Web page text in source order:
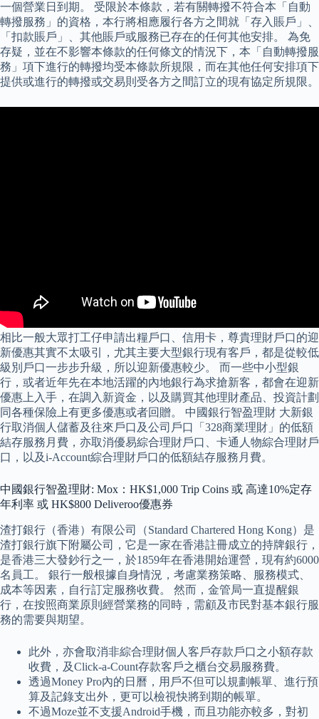
一個營業日到期。 受限於本條款，若有關轉撥不符合本「自動
轉撥服務」的資格，本行將相應履行各方之間就「存入賬戶」、
「扣款賬戶」、其他賬戶或服務已存在的任何其他安排。 為免
存疑，並在不影響本條款的任何條文的情況下，本「自動轉撥服
務」項下進行的轉撥均受本條款所規限，而在其他任何安排項下
提供或進行的轉撥或交易則受各方之間訂立的現有協定所規限。
相比一般大眾打工仔申請出糧戶口、信用卡，尊貴理財戶口的迎
新優惠其實不太吸引，尤其主要大型銀行現有客戶，都是從較低
級別戶口一步步升級，所以迎新優惠較少。 而一些中小型銀
行，或者近年先在本地活躍的內地銀行為求搶新客，都會在迎新
優惠上入手，在調入新資金，以及購買其他理財產品、投資計劃
同各種保險上有更多優惠或者回贈。 中國銀行智盈理財 大新銀
行取消個人儲蓄及往來戶口及公司戶口「328商業理財」的低額
結存服務月費，亦取消優易綜合理財戶口、卡通人物綜合理財戶
口，以及i-Account綜合理財戶口的低額結存服務月費。
中國銀行智盈理財: Mox：HK$1,000 Trip Coins 或 高達10%定存
年利率 或 HK$800 Deliveroo優惠券
渣打銀行（香港）有限公司（Standard Chartered Hong Kong）是
渣打銀行旗下附屬公司，它是一家在香港註冊成立的持牌銀行，
是香港三大發鈔行之一，於1859年在香港開始運營，現有約6000
名員工。 銀行一般根據自身情況，考慮業務策略、服務模式、
成本等因素，自行訂定服務收費。 然而，金管局一直提醒銀
行，在按照商業原則經營業務的同時，需顧及市民對基本銀行服
務的需要與期望。
此外，亦會取消非綜合理財個人客戶存款戶口之小額存款
收費，及Click-a-Count存款客戶之櫃台交易服務費。
透過Money Pro內的日曆，用戶不但可以規劃帳單、進行預
算及記錄支出外，更可以檢視快將到期的帳單。
不過Moze並不支援Android手機，而且功能亦較多，對初